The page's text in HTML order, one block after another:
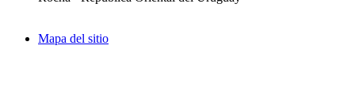
Mapa del sitio